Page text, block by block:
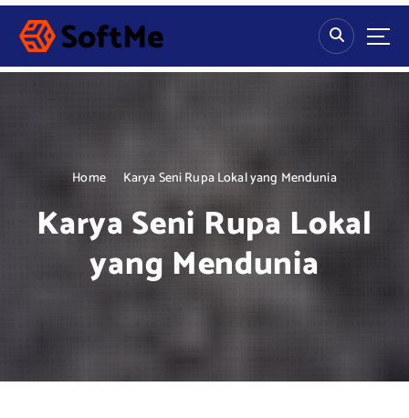
S
p
Home Karya Seni Rupa Lokal yang Mendunia
Karya Seni Rupa Lokal
yang Mendunia